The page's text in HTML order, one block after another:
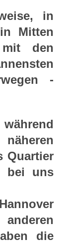
in
Mitten
den
-
Quartier
bei uns
die